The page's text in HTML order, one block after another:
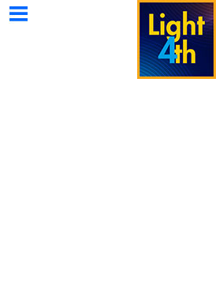
Light4th
Galerie